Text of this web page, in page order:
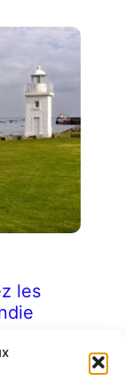
les
ports